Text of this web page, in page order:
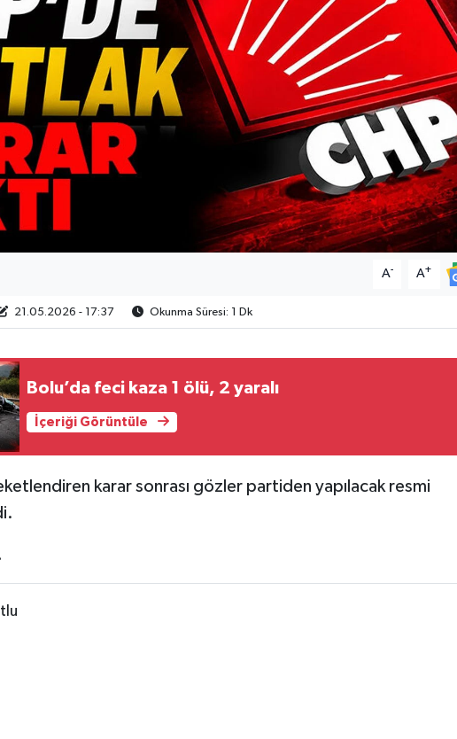
A- A+
21.05.2026 - 17:37 Okunma Süresi: 1 Dk
Bolu’da feci kaza 1 ölü, 2 yaralı
İçeriği Görüntüle
karar sonrası gözler partiden yapılacak resmi